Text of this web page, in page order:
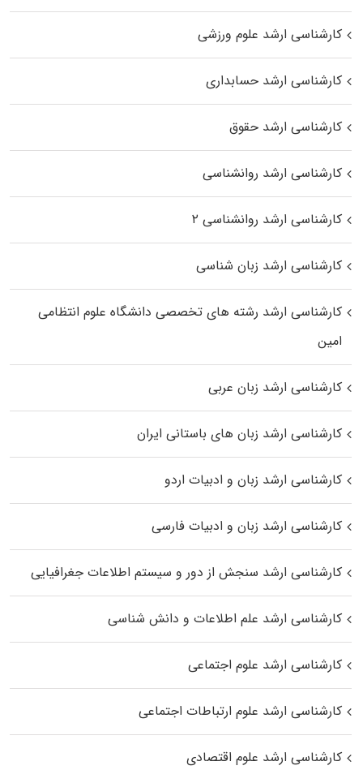
کارشناسی ارشد علوم ورزشی
کارشناسی ارشد حسابداری
کارشناسی ارشد حقوق
کارشناسی ارشد روانشناسی
کارشناسی ارشد روانشناسی ۲
کارشناسی ارشد زبان شناسی
کارشناسی ارشد رﺷﺘﻪ ﻫﺎی تخصصی داﻧﺸﮕﺎه ﻋﻠﻮم انتظامی
اﻣﻴﻦ
کارشناسی ارشد زبان عربی
کارشناسی ارشد زبان‌ های باستانی ایران
کارشناسی ارشد زبان و ادبیات اردو
کارشناسی ارشد زبان و ادبیات فارسی
کارشناسی ارشد سنجش از دور و سیستم اطلاعات جغرافیایی
کارشناسی ارشد علم اطلاعات و دانش شناسی
کارشناسی ارشد علوم اجتماعی
کارشناسی ارشد علوم ارتباطات اجتماعی
کارشناسی ارشد علوم اقتصادی